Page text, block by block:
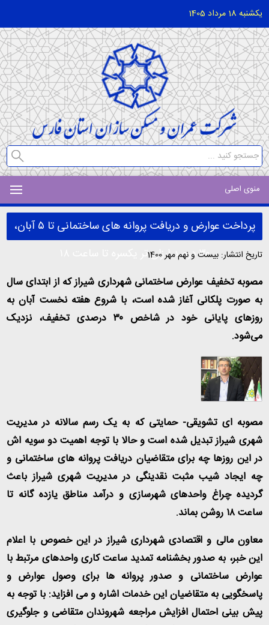
یکشنبه 18 مرداد 1405
منوی اصلی
پرداخت عوارض و دریافت پروانه های ساختمانی تا ۵ آبان،
۳۰ درصد ارزان تر یکسره تا ساعت ۱۸
تاریخ انتشار: بیست و نهم مهر 1400
مصوبه تخفیف عوارض ساختمانی شهرداری شیراز که از ابتدای سال
به صورت پلکانی آغاز شده است، با شروع هفته نخست آبان به
روزهای پایانی خود در شاخص۳۰ درصدی تخفیف، نزدیک
می‌شود.
مصوبه ای تشویقی- حمایتی که به یک رسم سالانه در مدیریت
شهری شیراز تبدیل شده است و حالا با توجه اهمیت دو سویه اش
در این روزها چه برای متقاضیان دریافت پروانه های ساختمانی و
چه ایجاد شیب مثبت نقدینگی در مدیریت شهری شیراز باعث
گردیده چراغ واحدهای شهرسازی و درآمد مناطق یازده گانه تا
ساعت ۱۸ روشن بماند
.
معاون مالی و اقتصادی شهرداری شیراز در این خصوص با اعلام
این خبر، به صدور بخشنامه تمدید ساعت کاری واحدهای مرتبط با
عوارض ساختمانی و صدور پروانه ها برای وصول عوارض و
پاسخگویی به متقاضیان این خدمات اشاره و می افزاید: با توجه به
پیش بینی احتمال افزایش مراجعه شهروندان متقاضی و جلوگیری